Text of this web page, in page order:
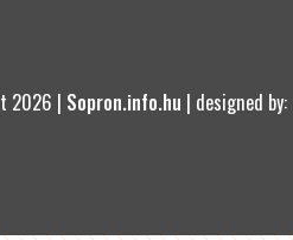
2026 | Sopron.info.hu | designed by: